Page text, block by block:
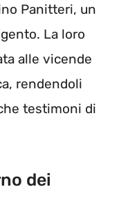
Panitteri, un
La loro
alle vicende
rendendoli
testimoni di
dei